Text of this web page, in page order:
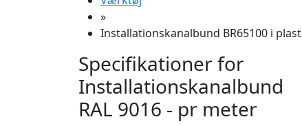
»
Installationskanalbund BR65100 i
Specifikationer for
Installationskanalbund
RAL 9016 - pr meter